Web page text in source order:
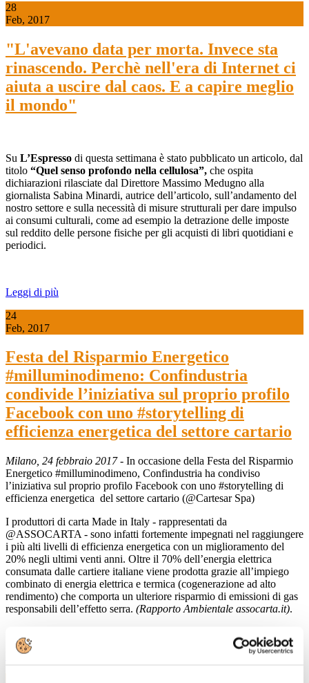
28
Feb, 2017
"L'avevano data per morta. Invece sta
rinascendo. Perchè nell'era di Internet ci
aiuta a uscire dal caos. E a capire meglio
il mondo"
Su L’Espresso di questa settimana è stato pubblicato un articolo, dal
titolo “Quel senso profondo nella cellulosa”, che ospita
dichiarazioni rilasciate dal Direttore Massimo Medugno alla
giornalista Sabina Minardi, autrice dell’articolo, sull’andamento del
nostro settore e sulla necessità di misure strutturali per dare impulso
ai consumi culturali, come ad esempio la detrazione delle imposte
sul reddito delle persone fisiche per gli acquisti di libri quotidiani e
periodici.
Leggi di più
24
Feb, 2017
Festa del Risparmio Energetico
#milluminodimeno: Confindustria
condivide l’iniziativa sul proprio profilo
Facebook con uno #storytelling di
efficienza energetica del settore cartario
Milano, 24 febbraio 2017- In occasione della Festa del Risparmio
Energetico #milluminodimeno, Confindustria ha condiviso
l’iniziativa sul proprio profilo Facebook con uno #storytelling di
efficienza energetica del settore cartario (@Cartesar Spa)
I produttori di carta Made in Italy - rappresentati da
@ASSOCARTA - sono infatti fortemente impegnati nel raggiungere
i più alti livelli di efficienza energetica con un miglioramento del
20% negli ultimi venti anni. Oltre il 70% dell’energia elettrica
consumata dalle cartiere italiane viene prodotta grazie all’impiego
combinato di energia elettrica e termica (cogenerazione ad alto
rendimento) che comporta un ulteriore risparmio di emissioni di gas
responsabili dell’effetto serra. (Rapporto Ambientale assocarta.it).
Leggi di più